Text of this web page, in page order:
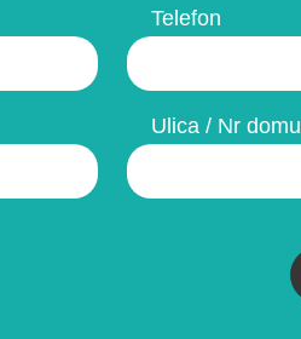
Telefon
Ulica / Nr domu